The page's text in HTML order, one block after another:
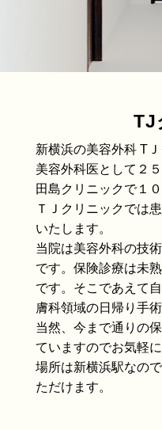
TJ
新横浜の美容外科 T
美容外科医として２
田島クリニックで１
ＴＪクリニックでは
いたします。
当院は美容外科の技
です。保険診療は未
です。そこであえて
膚科領域の日帰り手
当然、今まで通りの
ていますのでお気軽
場所は新横浜駅なの
ただけます。